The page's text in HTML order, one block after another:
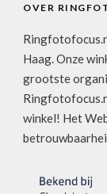
OVER
Haag. Onze
grootste
winkel! Het